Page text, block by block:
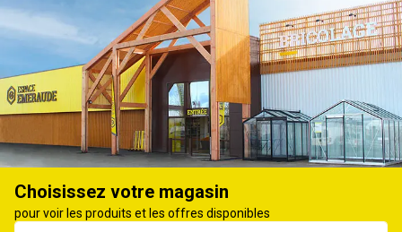
Pulvérisateur et arrosoir
ACCESSOIRES DE PULVÉRISATEUR
produits Affiner
Allonge aluminium
BERTHOUD pour
Allonge de lance
composite BERTHOUD
Choisissez votre magasin
pour voir les produits et les offres disponibles